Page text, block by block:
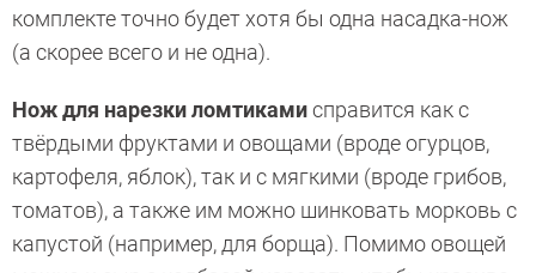
комплекте точно будет хотя бы одна насадка-нож
(а скорее всего и не одна).
Нож для нарезки ломтикамисправится как с
твёрдыми фруктами и овощами (вроде огурцов,
картофеля, яблок), так и с мягкими (вроде грибов,
томатов), а также им можно шинковать морковь с
капустой (например, для борща). Помимо овощей